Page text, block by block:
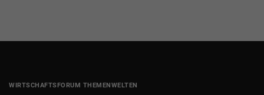
WIRTSCHAFTSFORUM THEMENWELTEN